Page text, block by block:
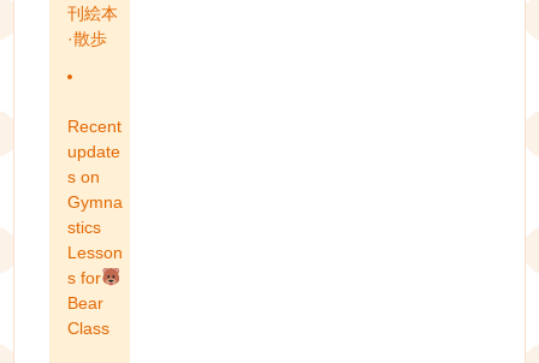
刊絵本
·散歩
Recent
update
s on
Gymna
stics
Lesson
s for
Bear
Class